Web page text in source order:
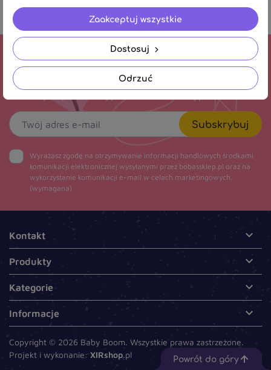
Pokazano 1-1 z 1 pozycji
Newsletter
Subskrybuj
Wyrażasz zgodę na otrzymywanie informacji handlowych środkami
komunikacji elektronicznej wysyłanymi przez bobassklep.pl oraz na
wykorzystanie komunikacji e-mail w celach marketingowych.
(wymagana)
Kontakt 
Produkty 
Kategorie 
Informacje 
Copyright © 2026 Baby Boom. Wszystkie prawa zastrzeżone.
Projekt i wykonanie: XIRshop.pl
Odrzuć
Dostosuj
Zaakceptuj wszystkie
Powrót do góry